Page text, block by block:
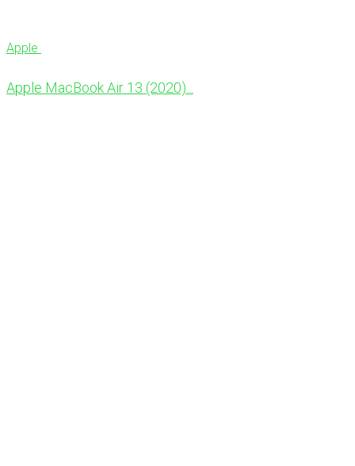
Apple
Apple MacBook Air 13 (2020)...